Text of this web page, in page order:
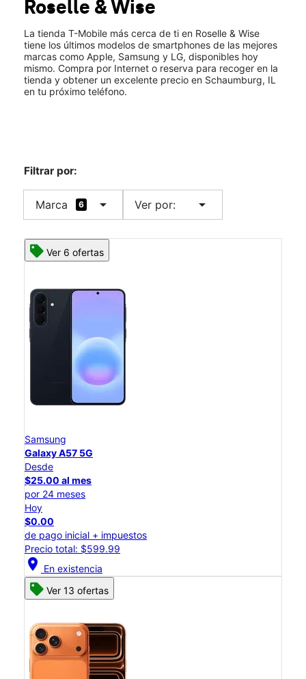
Vie.:
10:00 a.m. a 8:00 p.m.
906 S Roselle Road Schaumburg, IL 60193
Roselle & Wise
La tienda T-Mobile más cerca de ti en Roselle & Wise
tiene los últimos modelos de smartphones de las mejores
marcas como Apple, Samsung y LG, disponibles hoy
mismo. Compra por Internet o reserva para recoger en la
tienda y obtener un excelente precio en Schaumburg, IL
en tu próximo teléfono.
Filtrar por:
Marca 6 arrow_drop_down Ver por: arrow_drop_down
Ver 6 ofertas
Samsung
Galaxy A57 5G
Desde
$25.00 al mes
por 24 meses
Hoy
$0.00
de pago inicial + impuestos
Precio total: $599.99
location_on En existencia
Ver 13 ofertas